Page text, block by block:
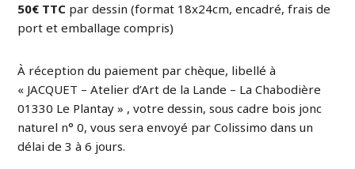
50€ TTC par dessin (format 18x24cm, encadré, frais de
port et emballage compris)
À réception du paiement par chèque, libellé à
« JACQUET – Atelier d’Art de la Lande – La Chabodière
01330 Le Plantay » , votre dessin, sous cadre bois jonc
naturel n° 0, vous sera envoyé par Colissimo dans un
délai de 3 à 6 jours.